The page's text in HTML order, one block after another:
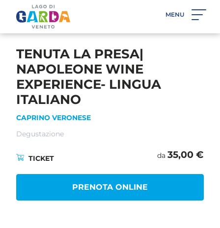
MENU
INDIETRO
TENUTA LA PRESA|
NAPOLEONE WINE
EXPERIENCE- LINGUA
ITALIANO
CAPRINO VERONESE
Degustazione
TICKET da35,00 €
PRENOTA ONLINE